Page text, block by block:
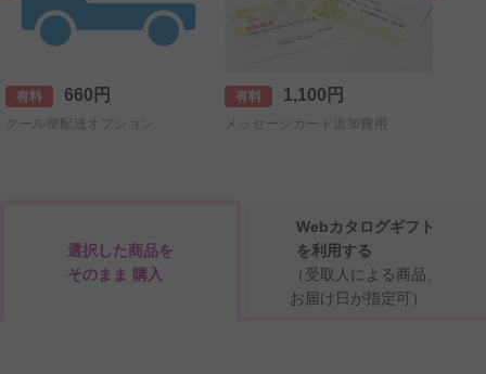
有料 660円
クール便配送オプション
有料 1,100円
メッセージカード追加費用
選択した商品を
そのまま 購入
Webカタログギフト
を利用する
（受取人による商品、
お届け日が指定可）